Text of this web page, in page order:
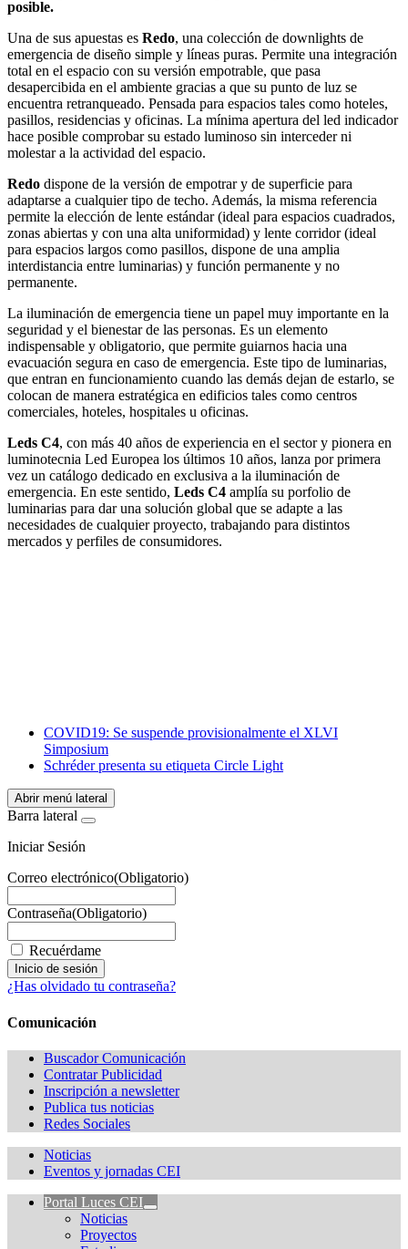
posible.
Una de sus apuestas es Redo, una colección de downlights de
emergencia de diseño simple y líneas puras. Permite una integración
total en el espacio con su versión empotrable, que pasa
desapercibida en el ambiente gracias a que su punto de luz se
encuentra retranqueado. Pensada para espacios tales como hoteles,
pasillos, residencias y oficinas. La mínima apertura del led indicador
hace posible comprobar su estado luminoso sin interceder ni
molestar a la actividad del espacio.
Redo dispone de la versión de empotrar y de superficie para
adaptarse a cualquier tipo de techo. Además, la misma referencia
permite la elección de lente estándar (ideal para espacios cuadrados,
zonas abiertas y con una alta uniformidad) y lente corridor (ideal
para espacios largos como pasillos, dispone de una amplia
interdistancia entre luminarias) y función permanente y no
permanente.
La iluminación de emergencia tiene un papel muy importante en la
seguridad y el bienestar de las personas. Es un elemento
indispensable y obligatorio, que permite guiarnos hacia una
evacuación segura en caso de emergencia. Este tipo de luminarias,
que entran en funcionamiento cuando las demás dejan de estarlo, se
colocan de manera estratégica en edificios tales como centros
comerciales, hoteles, hospitales u oficinas.
Leds C4, con más 40 años de experiencia en el sector y pionera en
luminotecnia Led Europea los últimos 10 años, lanza por primera
vez un catálogo dedicado en exclusiva a la iluminación de
emergencia. En este sentido, Leds C4 amplía su porfolio de
luminarias para dar una solución global que se adapte a las
necesidades de cualquier proyecto, trabajando para distintos
mercados y perfiles de consumidores.
WhatsApp
COVID19: Se suspende provisionalmente el XLVI
Simposium
Schréder presenta su etiqueta Circle Light
Abrir menú lateral
Barra lateral
Iniciar Sesión
Correo electrónico(Obligatorio)
Contraseña(Obligatorio)
Recuérdame
¿Has olvidado tu contraseña?
Comunicación
Buscador Comunicación
Contratar Publicidad
Inscripción a newsletter
Publica tus noticias
Redes Sociales
Noticias
Eventos y jornadas CEI
Portal Luces CEI
Noticias
Proyectos